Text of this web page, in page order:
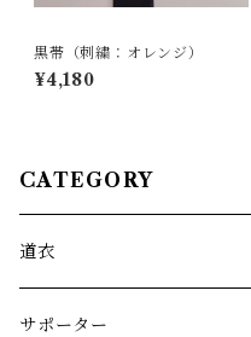
黒帯（刺繍：オレンジ）
¥4,180
CATEGORY
道衣
サポーター